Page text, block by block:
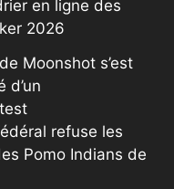
en ligne des
2026
Moonshot s’est
d’un
refuse les
Pomo Indians de